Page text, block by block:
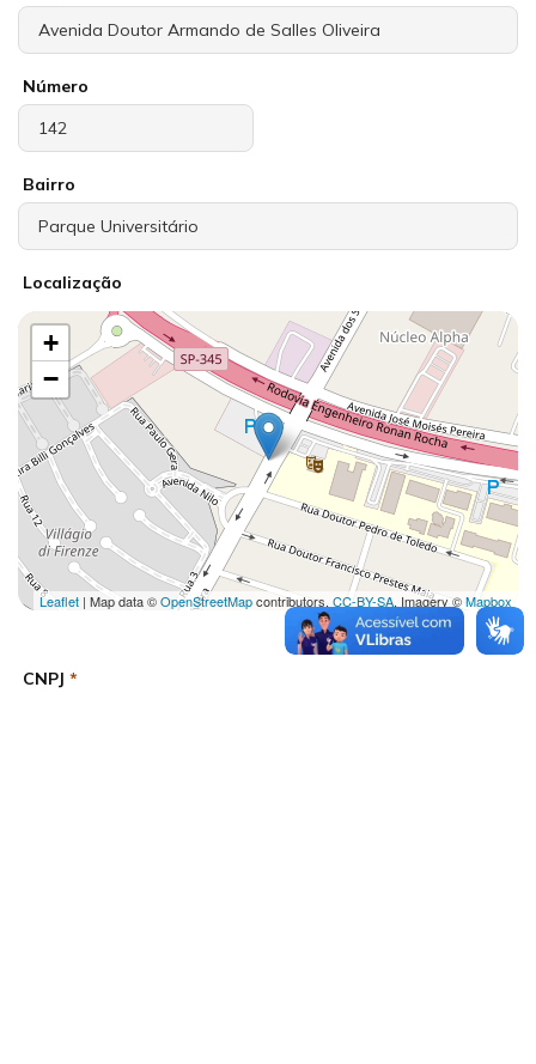
Número
Bairro
Localização
+
−
Leaflet| Map data ©OpenStreetMapcontributors, CC-BY-SA, Imagery ©Mapbox
CNPJ *